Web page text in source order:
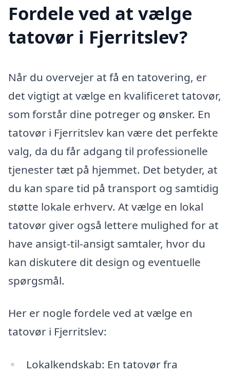
Fordele ved at vælge
tatovør i Fjerritslev?
Når du overvejer at få en tatovering, er
det vigtigt at vælge en kvalificeret tatovør,
som forstår dine potreger og ønsker. En
tatovør i Fjerritslev kan være det perfekte
valg, da du får adgang til professionelle
tjenester tæt på hjemmet. Det betyder, at
du kan spare tid på transport og samtidig
støtte lokale erhverv. At vælge en lokal
tatovør giver også lettere mulighed for at
have ansigt-til-ansigt samtaler, hvor du
kan diskutere dit design og eventuelle
spørgsmål.
Her er nogle fordele ved at vælge en
tatovør i Fjerritslev:
Lokalkendskab: En tatovør fra